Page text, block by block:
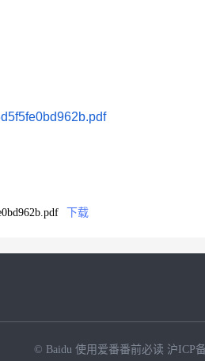
下载
© Baidu 使用爱番番前必读 沪ICP